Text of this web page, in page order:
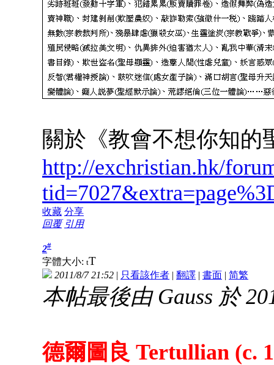
關於《教會不想你知的
http://exchristian.hk/
收藏 分享
回覆 引用
2#
字體大小: tT
2011/8/7 21:52 | 只看該作者 | 翻譯 | 書面 | 简繁
本帖最後由 Gauss 於
德爾圖良 Tertullian (c.